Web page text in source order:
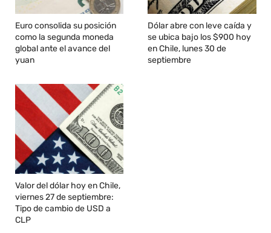
Euro consolida su posición
como la segunda moneda
global ante el avance del
yuan
Dólar abre con leve caída y
se ubica bajo los $900 hoy
en Chile, lunes 30 de
septiembre
Valor del dólar hoy en Chile,
viernes 27 de septiembre:
Tipo de cambio de USD a
CLP